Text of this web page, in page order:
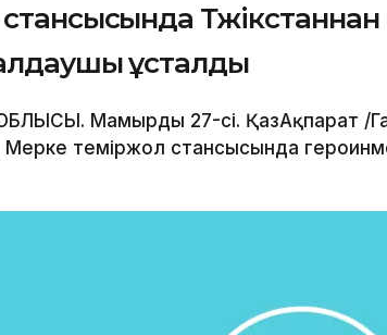
Тәжікстаннан
ұсталды
Мамырдың 27-сі. ҚазАқпарат /
Мерке теміржол стансысында